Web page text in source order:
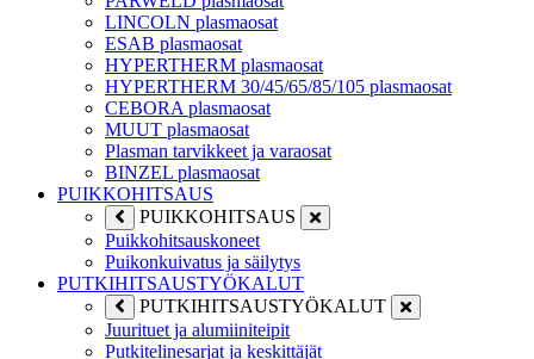
LINCOLN plasmaosat
ESAB plasmaosat
HYPERTHERM plasmaosat
HYPERTHERM 30/45/65/85/105 plasmaosat
CEBORA plasmaosat
MUUT plasmaosat
Plasman tarvikkeet ja varaosat
BINZEL plasmaosat
PUIKKOHITSAUS
PUIKKOHITSAUS
Puikkohitsauskoneet
Puikonkuivatus ja säilytys
PUTKIHITSAUSTYÖKALUT
PUTKIHITSAUSTYÖKALUT
Juurituet ja alumiiniteipit
Putkitelinesarjat ja keskittäjät